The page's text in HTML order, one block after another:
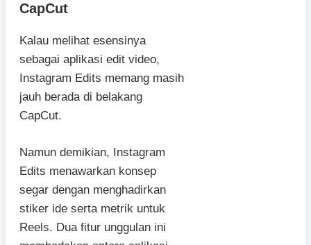
CapCut
Kalau melihat esensinya
sebagai aplikasi edit video,
Instagram Edits memang masih
jauh berada di belakang
CapCut.
Namun demikian, Instagram
Edits menawarkan konsep
segar dengan menghadirkan
stiker ide serta metrik untuk
Reels. Dua fitur unggulan ini